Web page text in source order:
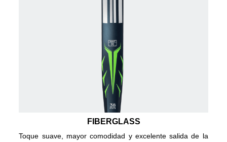
FIBERGLASS
Toque suave, mayor comodidad y excelente salida de la